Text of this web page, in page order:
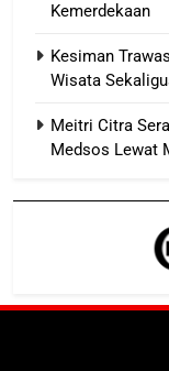
Kemerdekaan
Kesiman
Wisata
Meitri Citra
Medsos Lewat